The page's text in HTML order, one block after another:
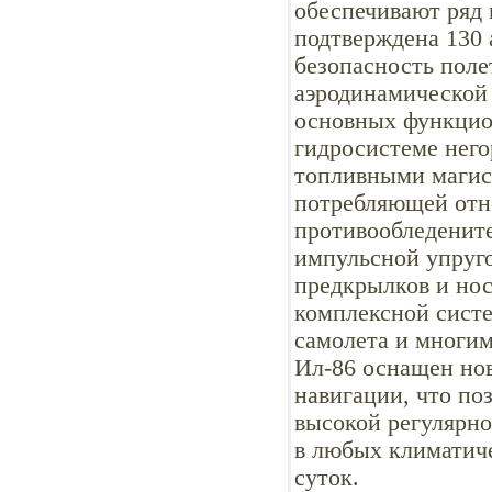
обеспечивают
подтверждена
безопасность
основных
гидросистеме
топливными
потребляющей
импульсной
предкрылков и
комплексной
самолета и
Ил-86 оснащен
навигации, что
высокой
в любых
суток.